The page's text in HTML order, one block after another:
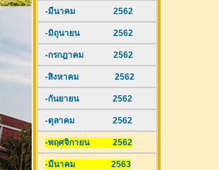
-มีนาคม 2562
-มิถุนายน 2562
-กรกฎาคม 2562
-สิงหาคม 2562
-กันยายน 2562
-ตุลาคม 2562
-พฤศจิกายน 2562
-มีนาคม 2563